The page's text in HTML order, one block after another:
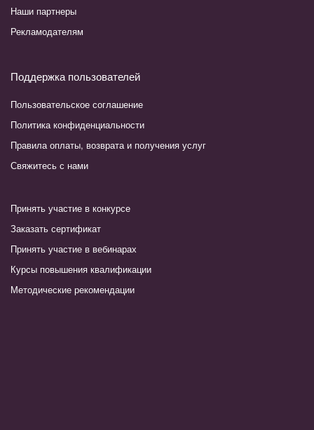
Наши партнеры
Рекламодателям
Поддержка пользователей
Пользовательское соглашение
Политика конфиденциальности
Правила оплаты, возврата и получения услуг
Свяжитесь с нами
Принять участие в конкурсе
Заказать сертификат
Принять участие в вебинарах
Курсы повышения квалификации
Методические рекомендации